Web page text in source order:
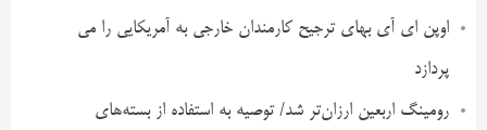
اوپن ای آی بهای ترجیح کارمندان خارجی به آمریکایی را می
پردازد
رومینگ اربعین ارزان‌تر شد/ توصیه به استفاده از بسته‌های